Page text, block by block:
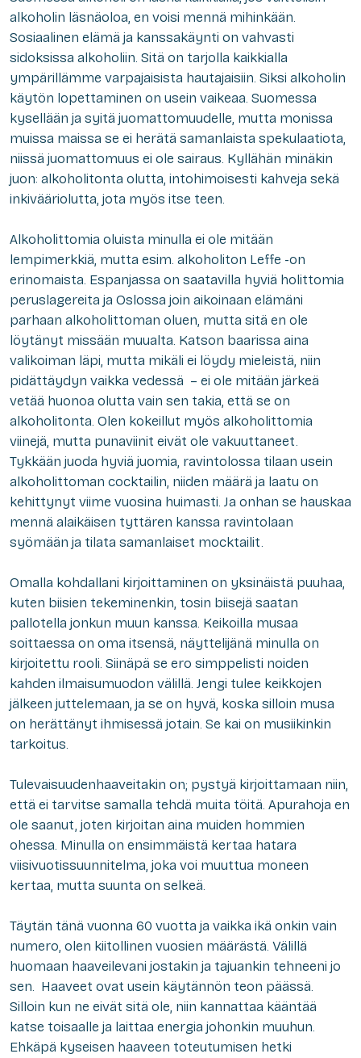
alkoholin läsnäoloa, en voisi mennä mihinkään.
Sosiaalinen elämä ja kanssakäynti on vahvasti
sidoksissa alkoholiin. Sitä on tarjolla kaikkialla
ympärillämme varpajaisista hautajaisiin. Siksi alkoholin
käytön lopettaminen on usein vaikeaa. Suomessa
kysellään ja syitä juomattomuudelle, mutta monissa
muissa maissa se ei herätä samanlaista spekulaatiota,
niissä juomattomuus ei ole sairaus. Kyllähän minäkin
juon: alkoholitonta olutta, intohimoisesti kahveja sekä
inkivääriolutta, jota myös itse teen.
Alkoholittomia oluista minulla ei ole mitään
lempimerkkiä, mutta esim. alkoholiton Leffe -on
erinomaista. Espanjassa on saatavilla hyviä holittomia
peruslagereita ja Oslossa join aikoinaan elämäni
parhaan alkoholittoman oluen, mutta sitä en ole
löytänyt missään muualta. Katson baarissa aina
valikoiman läpi, mutta mikäli ei löydy mieleistä, niin
pidättäydyn vaikka vedessä – ei ole mitään järkeä
vetää huonoa olutta vain sen takia, että se on
alkoholitonta. Olen kokeillut myös alkoholittomia
viinejä, mutta punaviinit eivät ole vakuuttaneet.
Tykkään juoda hyviä juomia, ravintolossa tilaan usein
alkoholittoman cocktailin, niiden määrä ja laatu on
kehittynyt viime vuosina huimasti. Ja onhan se hauskaa
mennä alaikäisen tyttären kanssa ravintolaan
syömään ja tilata samanlaiset mocktailit.
Omalla kohdallani kirjoittaminen on yksinäistä puuhaa,
kuten biisien tekeminenkin, tosin biisejä saatan
pallotella jonkun muun kanssa. Keikoilla musaa
soittaessa on oma itsensä, näyttelijänä minulla on
kirjoitettu rooli. Siinäpä se ero simppelisti noiden
kahden ilmaisumuodon välillä. Jengi tulee keikkojen
jälkeen juttelemaan, ja se on hyvä, koska silloin musa
on herättänyt ihmisessä jotain. Se kai on musiikinkin
tarkoitus.
Tulevaisuudenhaaveitakin on; pystyä kirjoittamaan niin,
että ei tarvitse samalla tehdä muita töitä. Apurahoja en
ole saanut, joten kirjoitan aina muiden hommien
ohessa. Minulla on ensimmäistä kertaa hatara
viisivuotissuunnitelma, joka voi muuttua moneen
kertaa, mutta suunta on selkeä.
Täytän tänä vuonna 60 vuotta ja vaikka ikä onkin vain
numero, olen kiitollinen vuosien määrästä. Välillä
huomaan haaveilevani jostakin ja tajuankin tehneeni jo
sen. Haaveet ovat usein käytännön teon päässä.
Silloin kun ne eivät sitä ole, niin kannattaa kääntää
katse toisaalle ja laittaa energia johonkin muuhun.
Ehkäpä kyseisen haaveen toteutumisen hetki